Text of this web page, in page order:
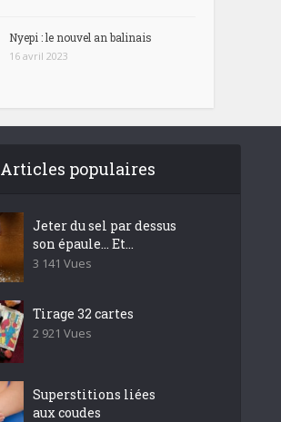
Nyepi : le nouvel an balinais
16 avril 2023
Articles populaires
Jeter du sel par dessus
son épaule… Et...
3 141 Vues
Tirage 32 cartes
2 921 Vues
Superstitions liées
aux coudes